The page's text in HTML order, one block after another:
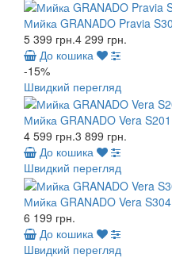
Мийка GRANADO Pravia
5 399 грн.4 299 грн.
До кошика
-15%
Швидкий перегляд
Мийка GRANADO Vera S201
4 599 грн.3 899 грн.
До кошика
Швидкий перегляд
Мийка GRANADO Vera S304
6 199 грн.
До кошика
Швидкий перегляд